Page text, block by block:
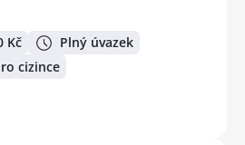
Kč
Plný úvazek
cizince